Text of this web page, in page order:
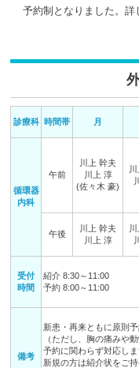
予約制となりました。詳
診療科 時間帯 月
循環器
内科
午前
川上 幹夫
川上 淳
(佐々木 豪)
午後
川上 幹夫
川上 淳
受付
時間
紹介 8:30～11:00
予約 8:00～11:00
備考
新患・再来ともに原則予
（ただし、胸の痛みや
予約に関わらず対応しま
新規の方は紹介状をご持